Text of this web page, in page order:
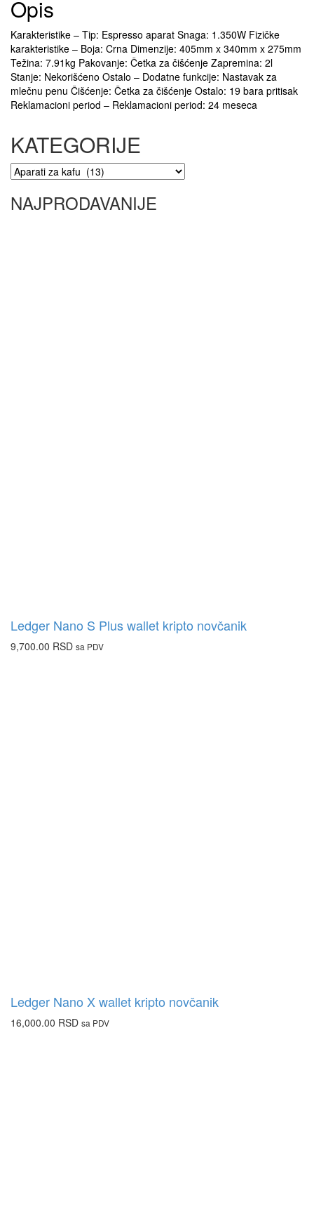
Opis
Karakteristike – Tip: Espresso aparat Snaga: 1.350W Fizičke
karakteristike – Boja: Crna Dimenzije: 405mm x 340mm x 275mm
Težina: 7.91kg Pakovanje: Četka za čišćenje Zapremina: 2l
Stanje: Nekorišćeno Ostalo – Dodatne funkcije: Nastavak za
mlečnu penu Čišćenje: Četka za čišćenje Ostalo: 19 bara pritisak
Reklamacioni period – Reklamacioni period: 24 meseca
KATEGORIJE
NAJPRODAVANIJE
Ledger Nano S Plus wallet kripto novčanik
9,700.00 RSD sa PDV
Ledger Nano X wallet kripto novčanik
16,000.00 RSD sa PDV